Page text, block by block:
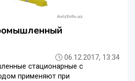
06.12.2017, 13:34
стационарные с
применяют при